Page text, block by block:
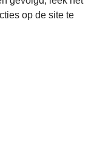
op de site te